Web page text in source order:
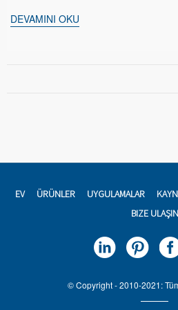
DEVAMINI OKU
EV ÜRÜNLER UYGULAMALAR
BIZE ULAŞIN
© Copyright - 2010-2021: